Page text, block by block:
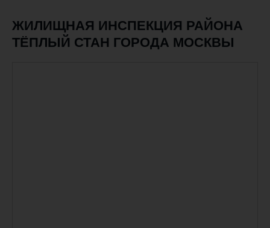
ЖИЛИЩНАЯ ИНСПЕКЦИЯ РАЙОНА
ТЁПЛЫЙ СТАН ГОРОДА МОСКВЫ